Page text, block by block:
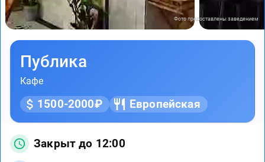
Фото предоставлены заведением
Публика
Кафе
1500-2000₽ Европейская
Закрыт до 12:00